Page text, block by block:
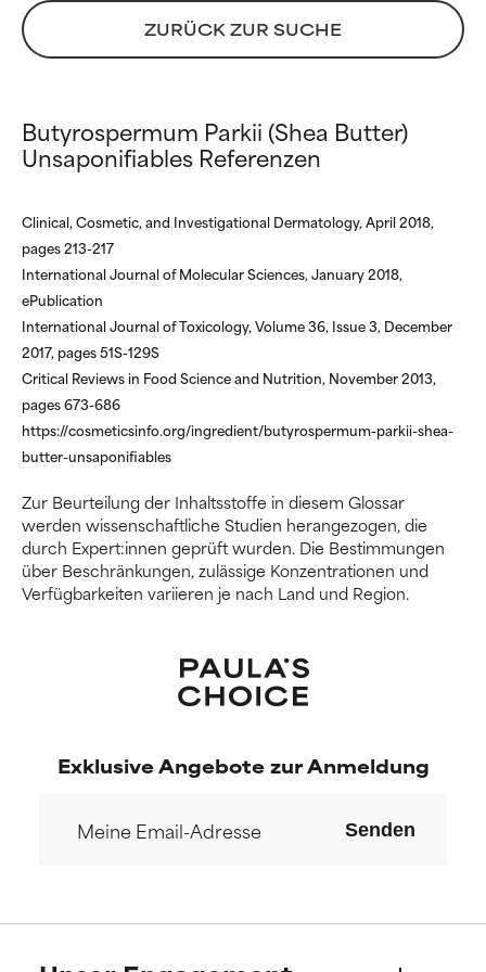
ZURÜCK ZUR SUCHE
Butyrospermum Parkii (Shea Butter)
Unsaponifiables Referenzen
Clinical, Cosmetic, and Investigational Dermatology, April 2018,
pages 213-217
International Journal of Molecular Sciences, January 2018,
ePublication
International Journal of Toxicology, Volume 36, Issue 3, December
2017, pages 51S-129S
Critical Reviews in Food Science and Nutrition, November 2013,
pages 673-686
https://cosmeticsinfo.org/ingredient/butyrospermum-parkii-shea-
butter-unsaponifiables
Zur Beurteilung der Inhaltsstoffe in diesem Glossar
werden wissenschaftliche Studien herangezogen, die
durch Expert:innen geprüft wurden. Die Bestimmungen
über Beschränkungen, zulässige Konzentrationen und
Verfügbarkeiten variieren je nach Land und Region.
SEHR SLECHT
verursachen. Kann bei
bestimmten Voraussetzungen
hilfreich sein, schadet aber
als dass es hilft.
NICHT BEWERTET
noch nicht eingestuft, da wir
noch keine Gelegenheit hatten,
die Forschungsergebnisse zu
prüfen.
SEHR SLECHT
verursachen. Kann bei
bestimmten Voraussetzungen
hilfreich sein, schadet aber
als dass es hilft.
NICHT BEWERTET
noch nicht eingestuft, da wir
noch keine Gelegenheit hatten,
die Forschungsergebnisse zu
prüfen.
Exklusive Angebote zur Anmeldung
Senden